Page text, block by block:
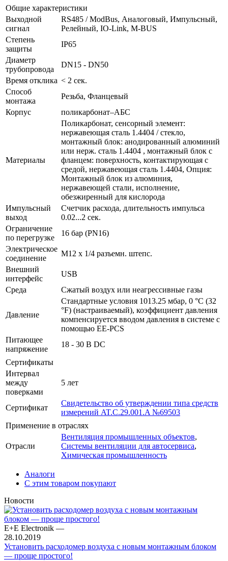
Общие характеристики
Выходной
сигнал
RS485 / ModBus, Аналоговый, Импульсный,
Релейный, IO-Link, M-BUS
Степень
защиты
IP65
Диаметр
трубопровода
DN15 - DN50
Время отклика < 2 сек.
Способ
монтажа
Резьба, Фланцевый
Корпус
поликарбонат–АБС
Материалы
Поликарбонат, сенсорный элемент:
нержавеющая сталь 1.4404 / стекло,
монтажный блок: анодированный алюминий
или нерж. сталь 1.4404 , монтажный блок с
фланцем: поверхность, контактирующая с
средой, нержавеющая сталь 1.4404, Опция:
Монтажный блок из алюминия,
нержавеющей стали, исполнение,
обезжиренный для кислорода
Импульсный
выход
Счетчик расхода, длительность импульса
0.02...2 сек.
Ограничение
по перегрузке
16 бар (PN16)
Электрическое
соединение
M12 x 1/4 разъемн. штепс.
Внешний
интерфейс
USB
Среда
Сжатый воздух или неагрессивные газы
Давление
Стандартные условия 1013.25 мбар, 0 °C (32
°F) (настраиваемый), коэффициент давления
компенсируется вводом давления в системе с
помощью EE-PCS
Питающее
напряжение
18 - 30 В DC
Сертификаты
Интервал
между
поверками
5 лет
Сертификат
Свидетельство об утверждении типа средств
измерений AT.C.29.001.A №69503
Применение в отраслях
Отрасли
Вентиляция промышленных объектов,
Системы вентиляции для автосервиса,
Химическая промышленность
Аналоги
С этим товаром покупают
Новости
E+E Electronik —
28.10.2019
Установить расходомер воздуха с новым монтажным блоком
― проще простого!